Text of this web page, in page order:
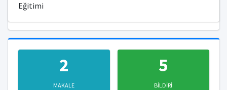
Eğitimi
2
MAKALE
5
BİLDİRİ